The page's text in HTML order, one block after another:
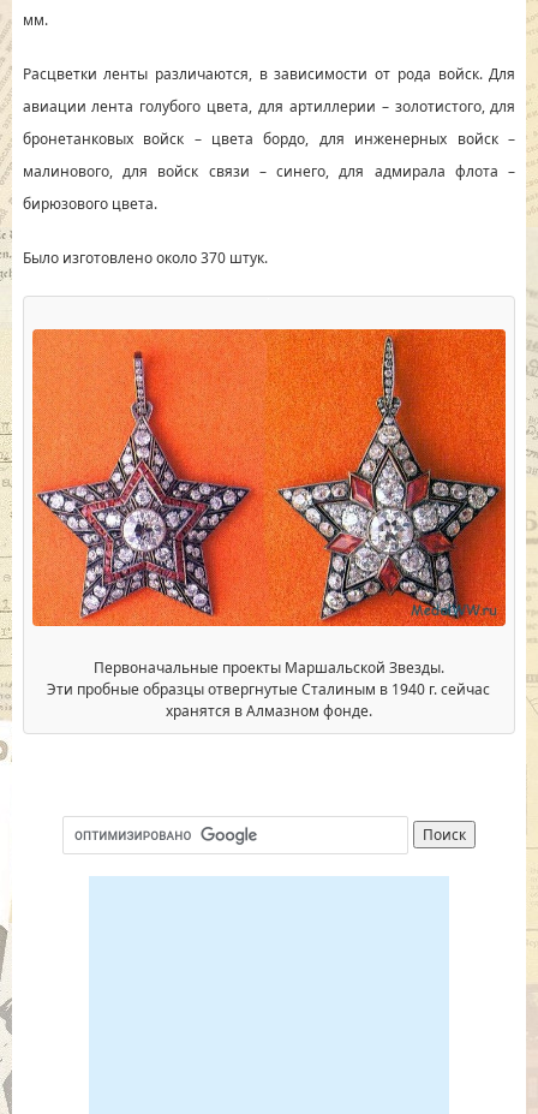
мм.
Расцветки ленты различаются, в зависимости от рода войск. Для
авиации лента голубого цвета, для артиллерии – золотистого, для
бронетанковых войск – цвета бордо, для инженерных войск –
малинового, для войск связи – синего, для адмирала флота –
бирюзового цвета.
Было изготовлено около 370 штук.
Первоначальные проекты Маршальской Звезды.
Эти пробные образцы отвергнутые Сталиным в 1940 г. сейчас
хранятся в Алмазном фонде.